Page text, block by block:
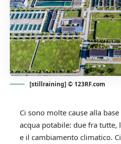
[stillraining] © 123RF.com
Ci sono molte cause alla
acqua potabile: due fra tutte,
e il cambiamento climatico.